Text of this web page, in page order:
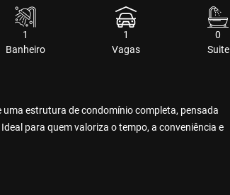
1
Banheiro
1
Vagas
0
Suite
estrutura de condomínio completa, pensada
para quem valoriza o tempo, a conveniência e